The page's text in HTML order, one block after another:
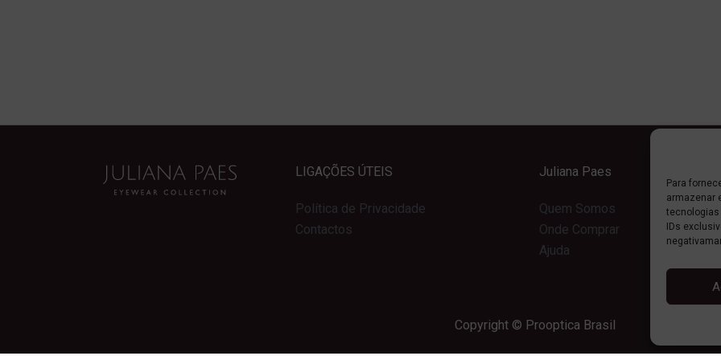
Para
armazenar
tecnologias
IDs
LIGAÇÕES ÚTEIS
Política de Privacidade
Contactos
Juliana Paes
Quem Somos
Onde Comprar
Ajuda
Copyright © Prooptica Brasil